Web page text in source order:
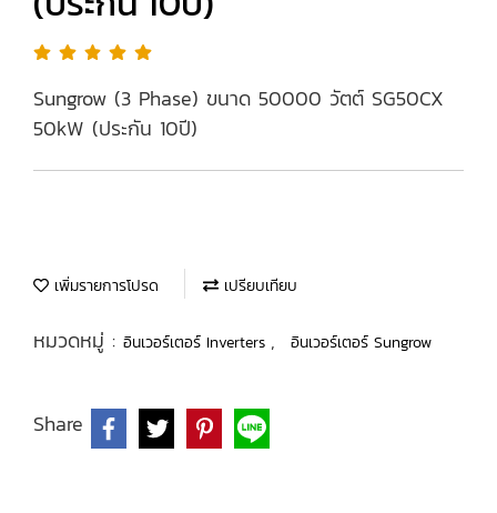
Sungrow (3 Phase) ขนาด 50000 วัตต์ SG50CX
50kW (ประกัน 10ปี)
เพิ่มรายการโปรด เปรียบเทียบ
หมวดหมู่ : อินเวอร์เตอร์ Inverters , อินเวอร์เตอร์ Sungrow
Share